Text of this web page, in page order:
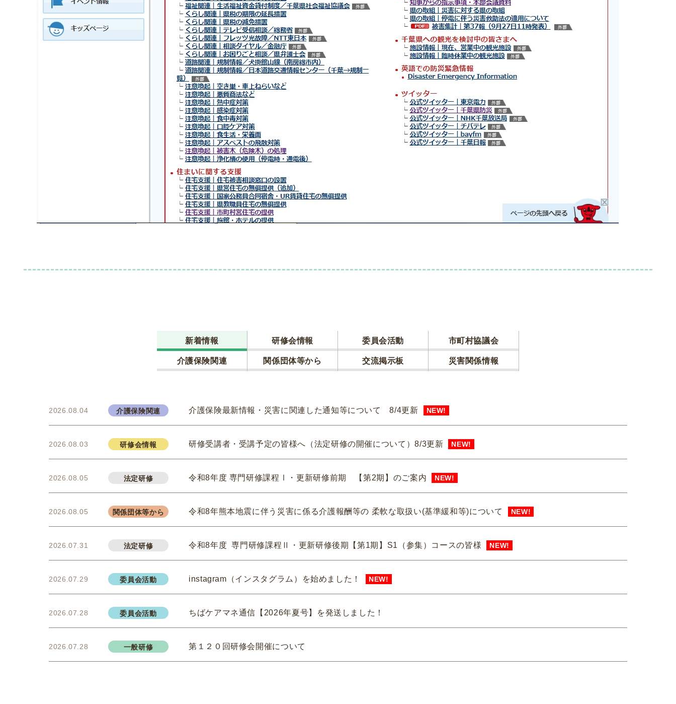
新着情報 研修会情報 委員会活動 市町村協議会
介護保険関連 関係団体等から 交流掲示板 災害関係情報
2026.08.04 介護保険関連 介護保険最新情報・災害に関連した通知等について 8/4更新 NEW!
2026.08.03 研修会情報 研修受講者・受講予定の皆様へ（法定研修の開催について）8/3更新 NEW!
2026.08.05 法定研修 令和8年度 専門研修課程Ⅰ・更新研修前期 【第2期】のご案内 NEW!
2026.08.05 関係団体等から 令和8年熊本地震に伴う災害に係る介護報酬等の 柔軟な取扱い(基準緩和等)について NEW!
2026.07.31 法定研修 令和8年度 専門研修課程Ⅱ・更新研修後期【第1期】S1（参集）コースの皆様 NEW!
2026.07.29 委員会活動 instagram（インスタグラム）を始めました！ NEW!
2026.07.28 委員会活動 ちばケアマネ通信【2026年夏号】を発送しました！
2026.07.28 一般研修 第１２０回研修会開催について